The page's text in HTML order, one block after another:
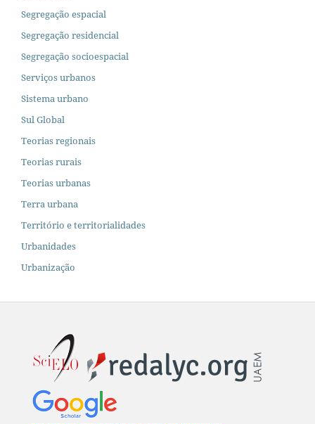
Segregação espacial
Segregação residencial
Segregação socioespacial
Serviços urbanos
Sistema urbano
Sul Global
Teorias regionais
Teorias rurais
Teorias urbanas
Terra urbana
Território e territorialidades
Urbanidades
Urbanização